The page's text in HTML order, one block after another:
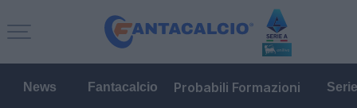
News Fantacalcio Probabili Formazioni